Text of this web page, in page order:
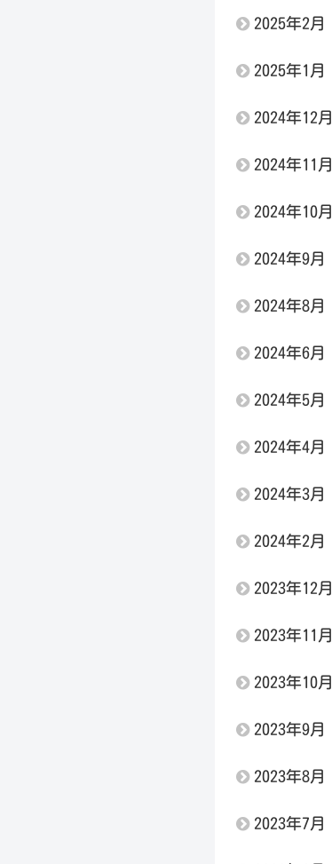
2025年2月
2025年1月
2024年12月
2024年11月
2024年10月
2024年9月
2024年8月
2024年6月
2024年5月
2024年4月
2024年3月
2024年2月
2023年12月
2023年11月
2023年10月
2023年9月
2023年8月
2023年7月